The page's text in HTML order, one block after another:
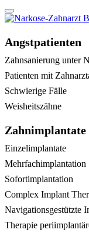
Angstpatienten
Zahnsanierung unter
Patienten mit
Schwierige Fälle
Weisheitszähne
Zahnimplantate
Einzelimplantate
Mehrfachimplantation
Sofortimplantation
Complex Implant
Navigationsgestützte
Therapie